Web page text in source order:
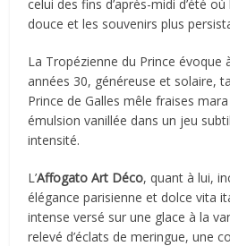
celui des fins d’après-midi d’été
douce et les souvenirs plus
La Tropézienne du Prince évoque
années 30, généreuse et solaire,
Prince de Galles mêle fraises
émulsion vanillée dans un jeu
intensité.
L’Affogato Art Déco, quant à lui,
élégance parisienne et dolce vita
intense versé sur une glace à la
relevé d’éclats de meringue, une